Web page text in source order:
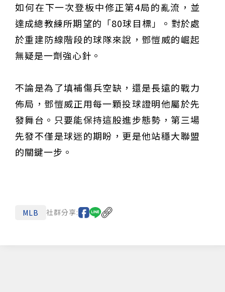
如何在下一次登板中修正第4局的亂流，並
達成總教練所期望的「80球目標」。對於處
於重建防線階段的球隊來說，鄧愷威的崛起
無疑是一劑強心針。
不論是為了填補傷兵空缺，還是長遠的戰力
佈局，鄧愷威正用每一顆投球證明他屬於先
發舞台。只要能保持這股進步態勢，第三場
先發不僅是球迷的期盼，更是他站穩大聯盟
的關鍵一步。
MLB 社群分享: